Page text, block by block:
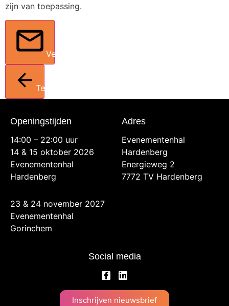
zijn van toepassing.
Verstuur
Terug
Openingstijden
14:00 – 22:00 uur
14 & 15 oktober 2026
Evenementenhal
Hardenberg
23 & 24 november 2027
Evenementenhal
Gorinchem
Adres
Evenementenhal
Hardenberg
Energieweg 2
7772 TV Hardenberg
Social media
Inschrijven nieuwsbrief